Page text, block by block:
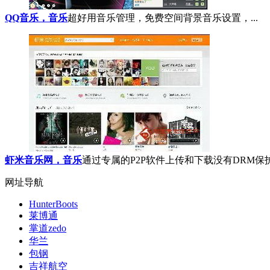
QQ音乐，音乐超好用音乐管理，免费空间背景音乐设置，...
虾米音乐网，音乐通过专属的P2P软件上传和下载没有DRM保
网址导航
HunterBoots
莱博通
掌道zedo
华兰
包钢
吉祥航空